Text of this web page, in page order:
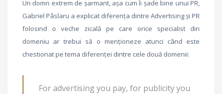
Un domn extrem de șarmant, așa cum îi șade bine unui PR,
Gabriel Pâslaru a explicat diferența dintre Advertising și PR
folosind o veche zicală pe care orice specialist din
domeniu ar trebui să o menționeze atunci când este
chestionat pe tema diferenței dintre cele două domenii:
For advertising you pay, for publicity you